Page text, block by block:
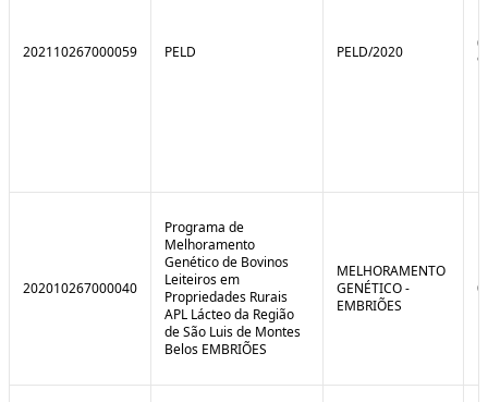
202110267000059 PELD PELD/2020
202010267000040
Programa de
Melhoramento
Genético de Bovinos
Leiteiros em
Propriedades Rurais
APL Lácteo da Região
de São Luis de Montes
Belos EMBRIÕES
MELHORAMENTO
GENÉTICO -
EMBRIÕES